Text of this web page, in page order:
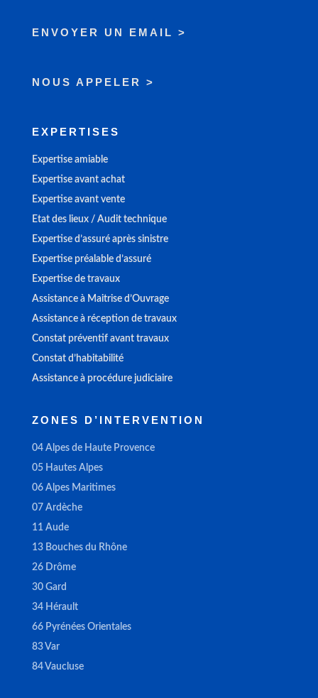
ENVOYER UN EMAIL >
NOUS APPELER >
EXPERTISES
Expertise amiable
Expertise avant achat
Expertise avant vente
Etat des lieux / Audit technique
Expertise d’assuré après sinistre
Expertise préalable d’assuré
Expertise de travaux
Assistance à Maitrise d’Ouvrage
Assistance à réception de travaux
Constat préventif avant travaux
Constat d’habitabilité
Assistance à procédure judiciaire
ZONES D’INTERVENTION
04 Alpes de Haute Provence
05 Hautes Alpes
06 Alpes Maritimes
07 Ardèche
11 Aude
13 Bouches du Rhône
26 Drôme
30 Gard
34 Hérault
66 Pyrénées Orientales
83 Var
84 Vaucluse